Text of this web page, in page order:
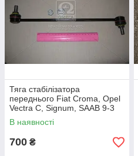
Тяга стабілізатора
переднього Fiat Croma, Opel
Vectra С, Signum, SAAB 9-3
(виробник Lemferder,
Німеччина)
В наявності
700 ₴